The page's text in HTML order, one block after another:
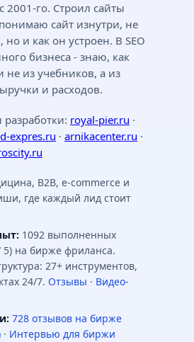
2001-го. Строил сайты
сайт изнутри, не
но и как он устроен. В SEO
бизнеса - знаю, как
не из учебников, а из
и расходов.
royal-pier.ru ·
expres.ru · arnikacenter.ru ·
B2B, e-commerce и
где каждый лид стоит
1092 выполненных
5) на бирже фриланса.
27+ инструментов,
24/7. Отзывы · Видео-
728 отзывов на бирже
· Интервью для биржи